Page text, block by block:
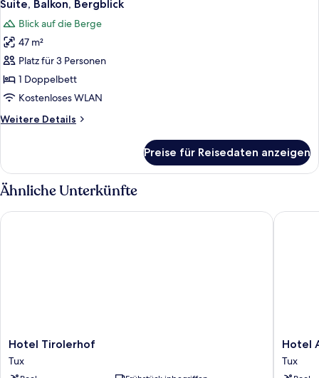
Fotos
für
Suite,
Balkon,
Bergblick
anzeigen
Suite, Balkon, Bergblick
Blick auf die Berge
47 m²
Platz für 3 Personen
1 Doppelbett
Kostenloses WLAN
Weitere Details
Weitere
Balkon,
Bergblick
Preise für Reisedaten anzeigen
Ähnliche Unterkünfte
Hotel
Tirolerhof
Tux
Hotel Tirolerhof
Tux
Hotel Tirolerhof
Hotel
Tux
Hotel
Tux
Hotel